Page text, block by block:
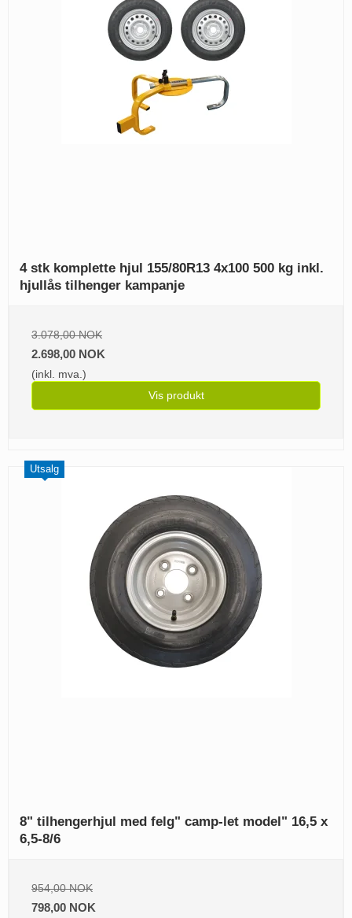
4 stk komplette hjul 155/80R13 4x100 500 kg inkl.
hjullås tilhenger kampanje
3.078,00 NOK
2.698,00 NOK
(inkl. mva.)
Vis produkt
Utsalg
8" tilhengerhjul med felg" camp-let model" 16,5 x
6,5-8/6
954,00 NOK
798,00 NOK